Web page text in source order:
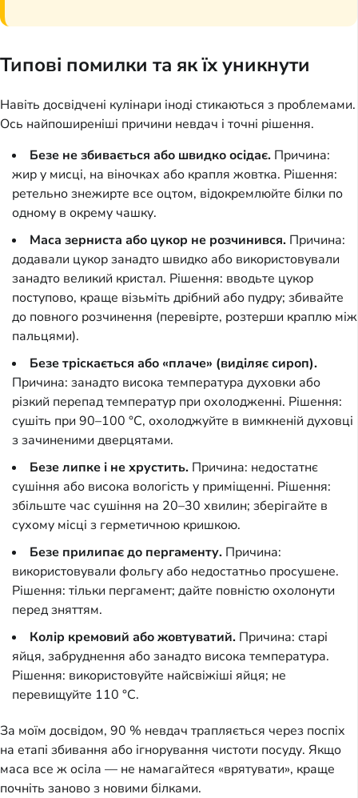
Типові помилки та як їх уникнути
Навіть досвідчені кулінари іноді стикаються з проблемами.
Ось найпоширеніші причини невдач і точні рішення.
Безе не збивається або швидко осідає. Причина:
жир у мисці, на віночках або крапля жовтка. Рішення:
ретельно знежирте все оцтом, відокремлюйте білки по
одному в окрему чашку.
Маса зерниста або цукор не розчинився. Причина:
додавали цукор занадто швидко або використовували
занадто великий кристал. Рішення: вводьте цукор
поступово, краще візьміть дрібний або пудру; збивайте
до повного розчинення (перевірте, розтерши краплю між
пальцями).
Безе тріскається або «плаче» (виділяє сироп).
Причина: занадто висока температура духовки або
різкий перепад температур при охолодженні. Рішення:
сушіть при 90–100 °C, охолоджуйте в вимкненій духовці
з зачиненими дверцятами.
Безе липке і не хрустить. Причина: недостатнє
сушіння або висока вологість у приміщенні. Рішення:
збільште час сушіння на 20–30 хвилин; зберігайте в
сухому місці з герметичною кришкою.
Безе прилипає до пергаменту. Причина:
використовували фольгу або недостатньо просушене.
Рішення: тільки пергамент; дайте повністю охолонути
перед зняттям.
Колір кремовий або жовтуватий. Причина: старі
яйця, забруднення або занадто висока температура.
Рішення: використовуйте найсвіжіші яйця; не
перевищуйте 110 °C.
За моїм досвідом, 90 % невдач трапляється через поспіх
на етапі збивання або ігнорування чистоти посуду. Якщо
маса все ж осіла — не намагайтеся «врятувати», краще
почніть заново з новими білками.